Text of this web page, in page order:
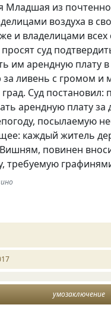
Младшая из
воздуха в
и владелицами
суд
им арендную плату в
ливень с громом и
Суд постановил:
арендную плату за
посылаемую
каждый житель
повинен
требуемую
умозаключение